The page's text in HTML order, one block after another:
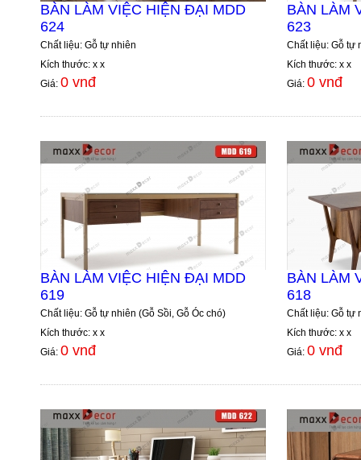
BÀN LÀM VIỆC HIỆN ĐẠI MDD
624
Chất liệu: Gỗ tự nhiên
Kích thước: x x
Giá: 0 vnđ
BÀN LÀM
623
Chất liệu: Gỗ tự
Kích thước: x x
Giá: 0 vnđ
BÀN LÀM VIỆC HIỆN ĐẠI MDD
619
Chất liệu: Gỗ tự nhiên (Gỗ Sồi, Gỗ Óc chó)
Kích thước: x x
Giá: 0 vnđ
BÀN LÀM
618
Chất liệu: Gỗ tự
Kích thước: x x
Giá: 0 vnđ